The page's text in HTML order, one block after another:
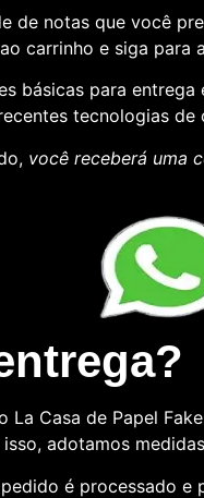
de notas que você
carrinho e siga para
básicas para
tecnologias
você receberá uma
Casa de Papel
adotamos
é processado